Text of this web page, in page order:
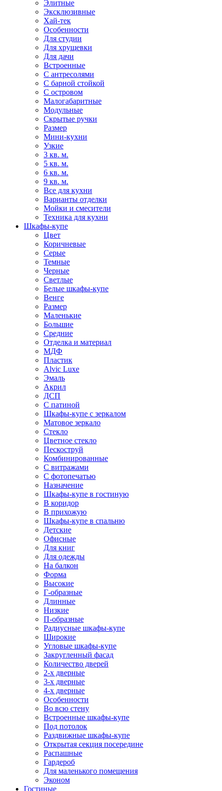
Элитные
Эксклюзивные
Хай-тек
Особенности
Для студии
Для хрущевки
Для дачи
Встроенные
С антресолями
С барной стойкой
С островом
Малогабаритные
Модульные
Скрытые ручки
Размер
Мини-кухни
Узкие
3 кв. м.
5 кв. м.
6 кв. м.
9 кв. м.
Все для кухни
Варианты отделки
Мойки и смесители
Техника для кухни
Шкафы-купе
Цвет
Коричневые
Серые
Темные
Черные
Светлые
Белые шкафы-купе
Венге
Размер
Маленькие
Большие
Средние
Отделка и материал
МДФ
Пластик
Alvic Luxe
Эмаль
Акрил
ДСП
С патиной
Шкафы-купе с зеркалом
Матовое зеркало
Стекло
Цветное стекло
Пескоструй
Комбинированные
С витражами
С фотопечатью
Назначение
Шкафы-купе в гостиную
В коридор
В прихожую
Шкафы-купе в спальню
Детские
Офисные
Для книг
Для одежды
На балкон
Форма
Высокие
Г-образные
Длинные
Низкие
П-образные
Радиусные шкафы-купе
Широкие
Угловые шкафы-купе
Закругленный фасад
Количество дверей
2-х дверные
3-х дверные
4-х дверные
Особенности
Во всю стену
Встроенные шкафы-купе
Под потолок
Раздвижные шкафы-купе
Открытая секция посередине
Распашные
Гардероб
Для маленького помещения
Эконом
Гостиные